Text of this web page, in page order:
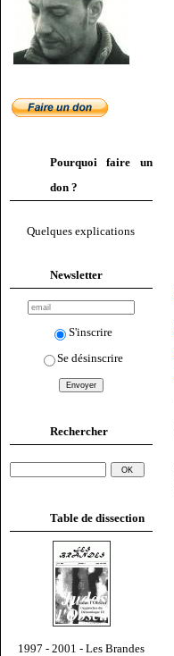
Pourquoi faire un
don ?
Quelques explications
Newsletter
S'inscrire
Se désinscrire
Rechercher
Table de dissection
1997 - 2001 - Les Brandes